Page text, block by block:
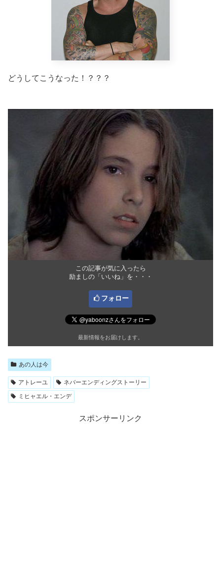
どうしてこうなった！？？？
この記事が気に入ったら
励ましの「いいね」を・・・
フォロー
最新情報をお届けします。
あの人は今
アトレーユ
ネバーエンディングストーリー
ミヒャエル・エンデ
スポンサーリンク